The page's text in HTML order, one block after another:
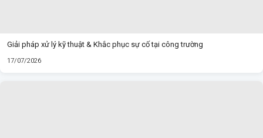
Giải pháp xử lý kỹ thuật & Khắc phục sự cố tại công trường
17/07/2026